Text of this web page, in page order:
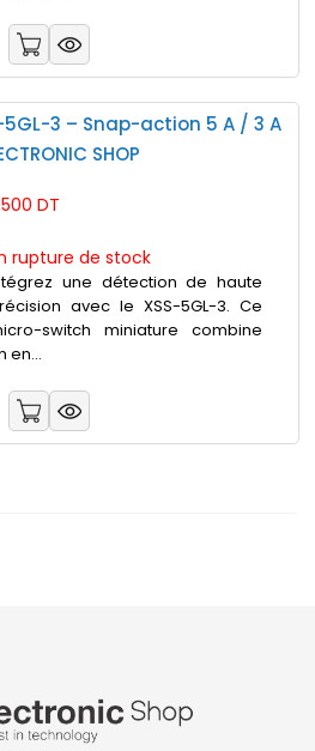
3 – Snap-action 5 A / 3 A
SHOP
DT
rupture de stock
une détection de haute
avec le XSS-5GL-3. Ce
switch miniature combine
en...